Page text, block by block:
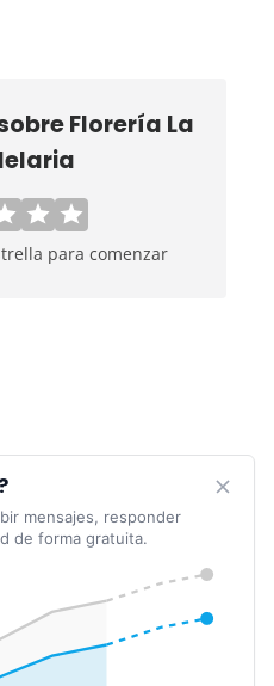
Florería La
para comenzar
mensajes, responder
de forma gratuita.